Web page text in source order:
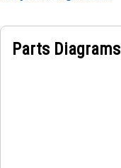
Parts Diagrams